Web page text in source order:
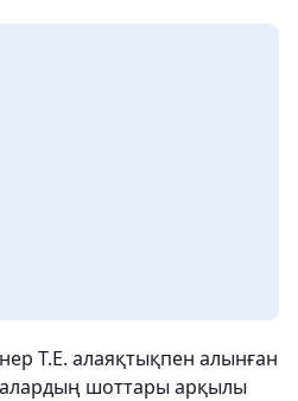
Т.Е. алаяқтықпен алынған
шоттары арқылы